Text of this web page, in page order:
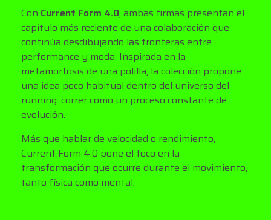
Con Current Form 4.0, ambas firmas presentan el
capítulo más reciente de una colaboración que
continúa desdibujando las fronteras entre
performance y moda. Inspirada en la
metamorfosis de una polilla, la colección propone
una idea poco habitual dentro del universo del
running: correr como un proceso constante de
evolución.
Más que hablar de velocidad o rendimiento,
Current Form 4.0 pone el foco en la
transformación que ocurre durante el movimiento,
tanto física como mental.